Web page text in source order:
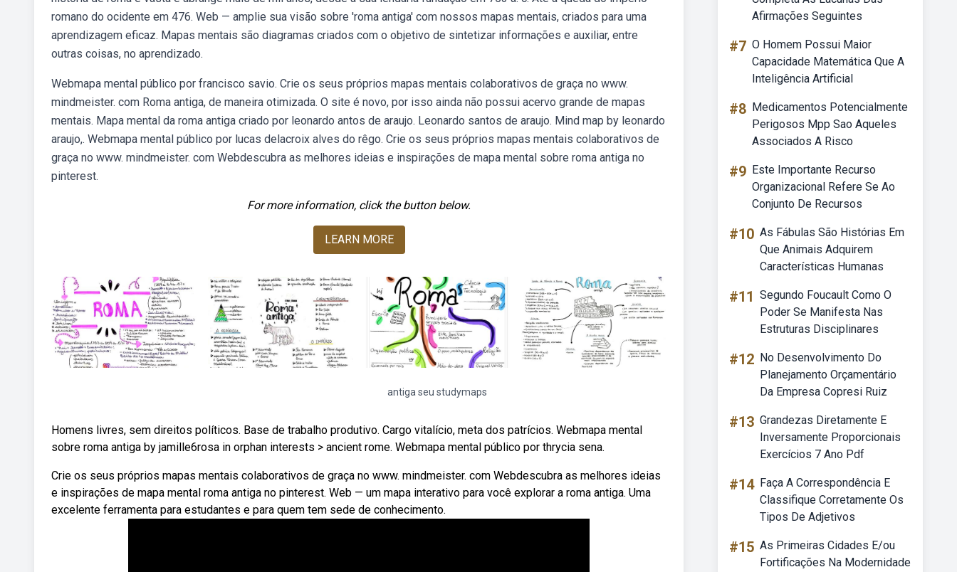
romano do ocidente em 476. Web — amplie sua visão sobre 'roma antiga' com nossos mapas mentais, criados para uma
aprendizagem eficaz. Mapas mentais são diagramas criados com o objetivo de sintetizar informações e auxiliar, entre
outras coisas, no aprendizado.
Webmapa mental público por francisco savio. Crie os seus próprios mapas mentais colaborativos de graça no www.
mindmeister. com Roma antiga, de maneira otimizada. O site é novo, por isso ainda não possui acervo grande de mapas
mentais. Mapa mental da roma antiga criado por leonardo antos de araujo. Leonardo santos de araujo. Mind map by leonardo
araujo,. Webmapa mental público por lucas delacroix alves do rêgo. Crie os seus próprios mapas mentais colaborativos de
graça no www. mindmeister. com Webdescubra as melhores ideias e inspirações de mapa mental sobre roma antiga no
pinterest.
For more information, click the button below.
LEARN MORE
antiga seu studymaps
Homens livres, sem direitos políticos. Base de trabalho produtivo. Cargo vitalício, meta dos patrícios. Webmapa mental
sobre roma antiga by jamille6rosa in orphan interests > ancient rome. Webmapa mental público por thrycia sena.
Crie os seus próprios mapas mentais colaborativos de graça no www. mindmeister. com Webdescubra as melhores ideias
e inspirações de mapa mental roma antiga no pinterest. Web — um mapa interativo para você explorar a roma antiga. Uma
excelente ferramenta para estudantes e para quem tem sede de conhecimento.
Afirmações Seguintes
#7 O Homem Possui Maior
Capacidade Matemática Que A
Inteligência Artificial
#8 Medicamentos Potencialmente
Perigosos Mpp Sao Aqueles
Associados A Risco
#9 Este Importante Recurso
Organizacional Refere Se Ao
Conjunto De Recursos
#10 As Fábulas São Histórias Em
Que Animais Adquirem
Características Humanas
#11 Segundo Foucault Como O
Poder Se Manifesta Nas
Estruturas Disciplinares
#12 No Desenvolvimento Do
Planejamento Orçamentário
Da Empresa Copresi Ruiz
#13 Grandezas Diretamente E
Inversamente Proporcionais
Exercícios 7 Ano Pdf
#14 Faça A Correspondência E
Classifique Corretamente Os
Tipos De Adjetivos
#15 As Primeiras Cidades E/ou
Fortificações Na Modernidade